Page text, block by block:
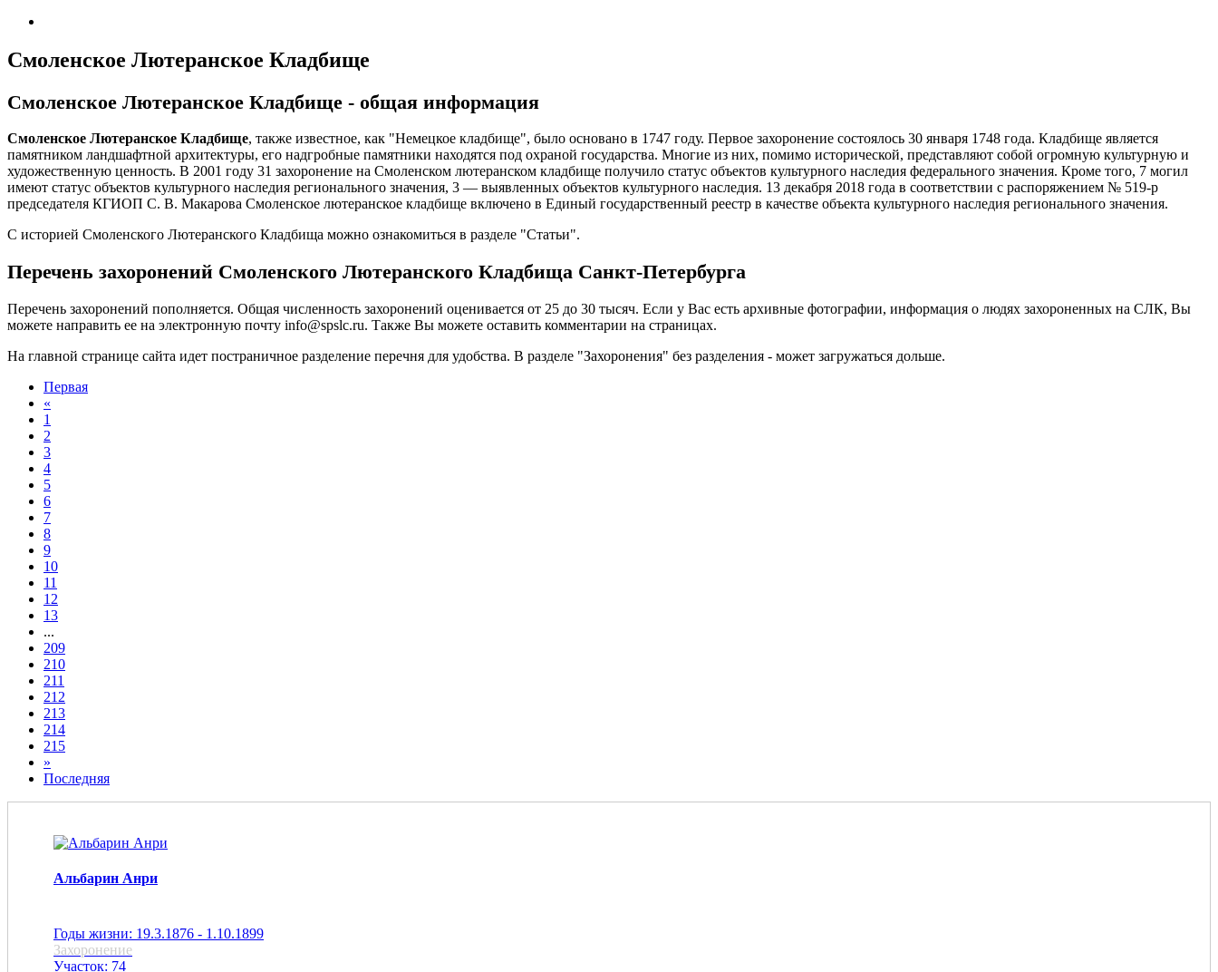
Смоленское Лютеранское Кладбище
Смоленское Лютеранское Кладбище - общая информация
Смоленское Лютеранское Кладбище, также известное, как "Немецкое кладбище", было основано в 1747 году. Первое захоронение состоялось 30 января 1748 года. Кладбище является
памятником ландшафтной архитектуры, его надгробные памятники находятся под охраной государства. Многие из них, помимо исторической, представляют собой огромную культурную и
художественную ценность. В 2001 году 31 захоронение на Смоленском лютеранском кладбище получило статус объектов культурного наследия федерального значения. Кроме того, 7 могил
имеют статус объектов культурного наследия регионального значения, 3 — выявленных объектов культурного наследия. 13 декабря 2018 года в соответствии с распоряжением № 519-р
председателя КГИОП С. В. Макарова Смоленское лютеранское кладбище включено в Единый государственный реестр в качестве объекта культурного наследия регионального значения.
С историей Смоленского Лютеранского Кладбища можно ознакомиться в разделе "Статьи".
Перечень захоронений Смоленского Лютеранского Кладбища Санкт-Петербурга
Перечень захоронений пополняется. Общая численность захоронений оценивается от 25 до 30 тысяч. Если у Вас есть архивные фотографии, информация о людях захороненных на СЛК, Вы
можете направить ее на электронную почту info@spslc.ru. Также Вы можете оставить комментарии на страницах.
На главной странице сайта идет постраничное разделение перечня для удобства. В разделе "Захоронения" без разделения - может загружаться дольше.
Первая
«
1
2
3
4
5
6
7
8
9
10
11
12
13
...
209
210
211
212
213
214
215
»
Последняя
Альбарин Анри
Годы жизни: 19.3.1876 - 1.10.1899
Захоронение
Участок: 74